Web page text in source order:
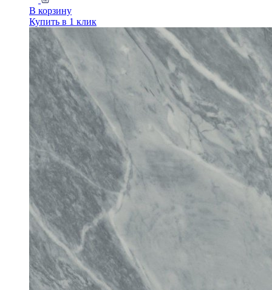
В корзину
Купить в 1 клик